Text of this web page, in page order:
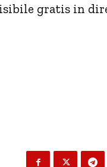
gratis in